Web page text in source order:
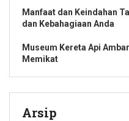
Manfaat dan Keindahan
dan Kebahagiaan Anda
Museum Kereta Api
Memikat
Arsip